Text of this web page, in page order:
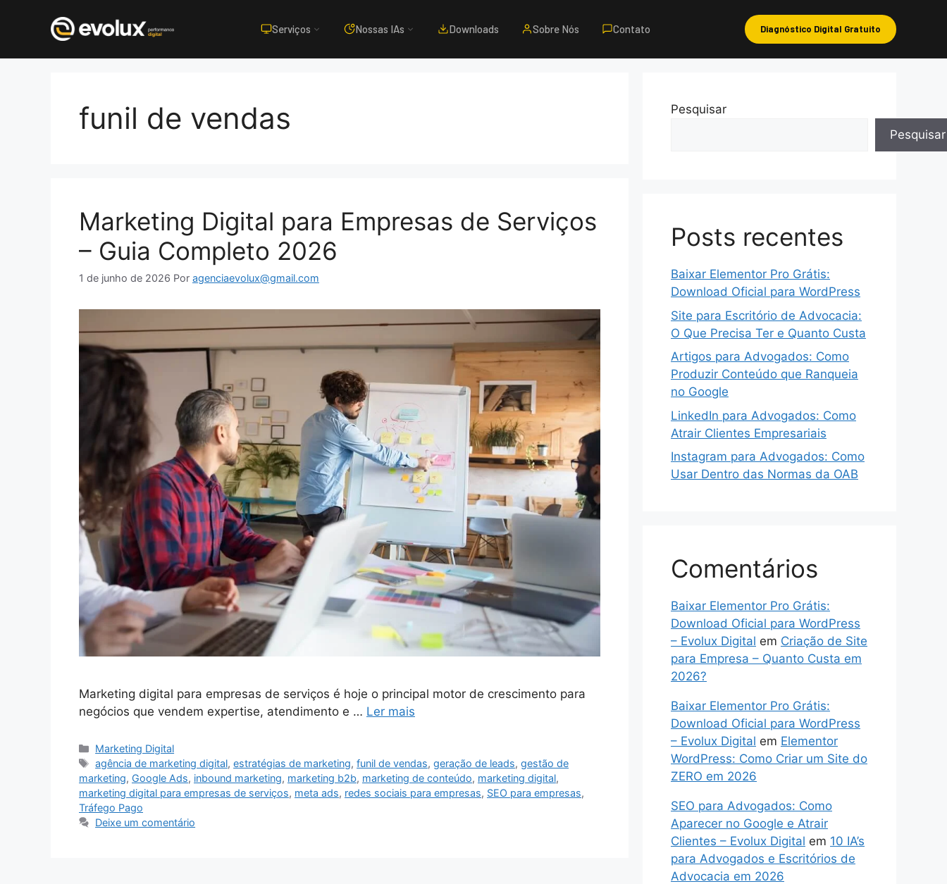
Serviços Nossas IAs Downloads Sobre Nós Contato Diagnóstico Digital Gratuito
funil de vendas
Marketing Digital para Empresas de Serviços
– Guia Completo 2026
1 de junho de 2026 Por agenciaevolux@gmail.com
Marketing digital para empresas de serviços é hoje o principal motor de crescimento para
negócios que vendem expertise, atendimento e … Ler mais
Categorias
Marketing Digital
Tags
agência de marketing digital,estratégias de marketing,funil de vendas,geração de leads,gestão de
marketing, Google Ads, inbound marketing, marketing b2b, marketing de conteúdo, marketing digital,
marketing digital para empresas de serviços, meta ads, redes sociais para empresas, SEO para empresas,
Tráfego Pago
Deixe um comentário
Pesquisar
Pesquisar
Posts recentes
Baixar Elementor Pro Grátis:
Download Oficial para WordPress
Site para Escritório de Advocacia:
O Que Precisa Ter e Quanto Custa
Artigos para Advogados: Como
Produzir Conteúdo que Ranqueia
no Google
LinkedIn para Advogados: Como
Atrair Clientes Empresariais
Instagram para Advogados: Como
Usar Dentro das Normas da OAB
Comentários
Baixar Elementor Pro Grátis:
Download Oficial para WordPress
– Evolux Digital em Criação de Site
para Empresa – Quanto Custa em
2026?
Baixar Elementor Pro Grátis:
Download Oficial para WordPress
– Evolux Digital em Elementor
WordPress: Como Criar um Site do
ZERO em 2026
SEO para Advogados: Como
Aparecer no Google e Atrair
Clientes – Evolux Digital em 10 IA’s
para Advogados e Escritórios de
Advocacia em 2026